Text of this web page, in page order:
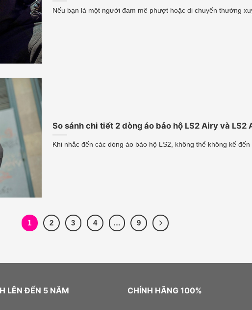
Nếu bạn là một người đam mê phượt hoặc di chuyển thường
So sánh chi tiết 2 dòng áo bảo hộ LS2 Airy và LS2
Khi nhắc đến các dòng áo bảo hộ LS2, không thể không kể đến
1 2 3 4 … 9
LÊN ĐẾN 5 NĂM CHÍNH HÃNG 100%